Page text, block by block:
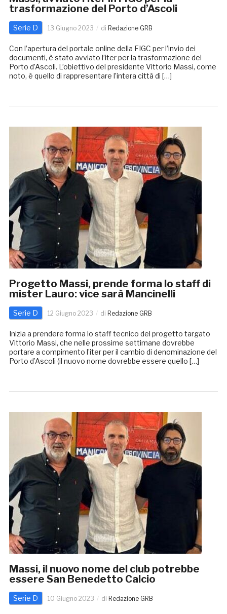
trasformazione del Porto d’Ascoli
Serie D 13 Giugno 2023 di Redazione GRB
Con l’apertura del portale online della FIGC per l’invio dei
documenti, è stato avviato l’iter per la trasformazione del
Porto d’Ascoli. L’obiettivo del presidente Vittorio Massi, come
noto, è quello di rappresentare l’intera città di […]
Progetto Massi, prende forma lo staff di
mister Lauro: vice sarà Mancinelli
Serie D 12 Giugno 2023 di Redazione GRB
Inizia a prendere forma lo staff tecnico del progetto targato
Vittorio Massi, che nelle prossime settimane dovrebbe
portare a compimento l’iter per il cambio di denominazione del
Porto d’Ascoli (il nuovo nome dovrebbe essere quello […]
Massi, il nuovo nome del club potrebbe
essere San Benedetto Calcio
Serie D 10 Giugno 2023 di Redazione GRB